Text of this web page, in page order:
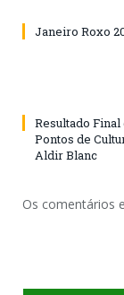
Janeiro Roxo
Resultado
Pontos de
Aldir Blanc
Os comentários